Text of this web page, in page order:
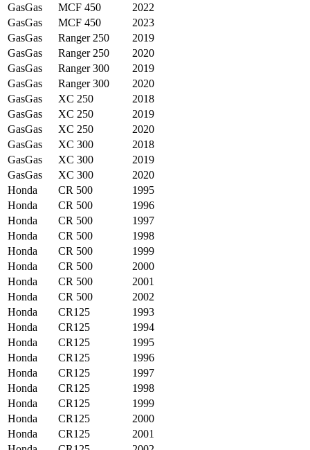
GasGas
MCF 450
2022
GasGas
MCF 450
2023
GasGas
Ranger 250
2019
GasGas
Ranger 250
2020
GasGas
Ranger 300
2019
GasGas
Ranger 300
2020
GasGas
XC 250
2018
GasGas
XC 250
2019
GasGas
XC 250
2020
GasGas
XC 300
2018
GasGas
XC 300
2019
GasGas
XC 300
2020
Honda
CR 500
1995
Honda
CR 500
1996
Honda
CR 500
1997
Honda
CR 500
1998
Honda
CR 500
1999
Honda
CR 500
2000
Honda
CR 500
2001
Honda
CR 500
2002
Honda
CR125
1993
Honda
CR125
1994
Honda
CR125
1995
Honda
CR125
1996
Honda
CR125
1997
Honda
CR125
1998
Honda
CR125
1999
Honda
CR125
2000
Honda
CR125
2001